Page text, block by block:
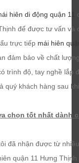
hiên di động quận 11
để được tư vấn và
trực tiếp mái hiên
đảm bảo về chất
trình độ, tay nghề lắp
quý khách hàng sau
chọn tốt nhất dành
đã nhận được từ
quận 11 Hưng